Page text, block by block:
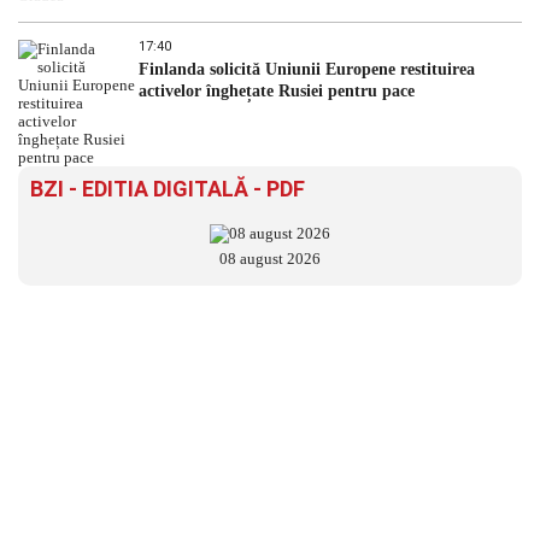
17:40
Finlanda solicită Uniunii Europene restituirea
activelor înghețate Rusiei pentru pace
BZI - EDITIA DIGITALĂ - PDF
08 august 2026